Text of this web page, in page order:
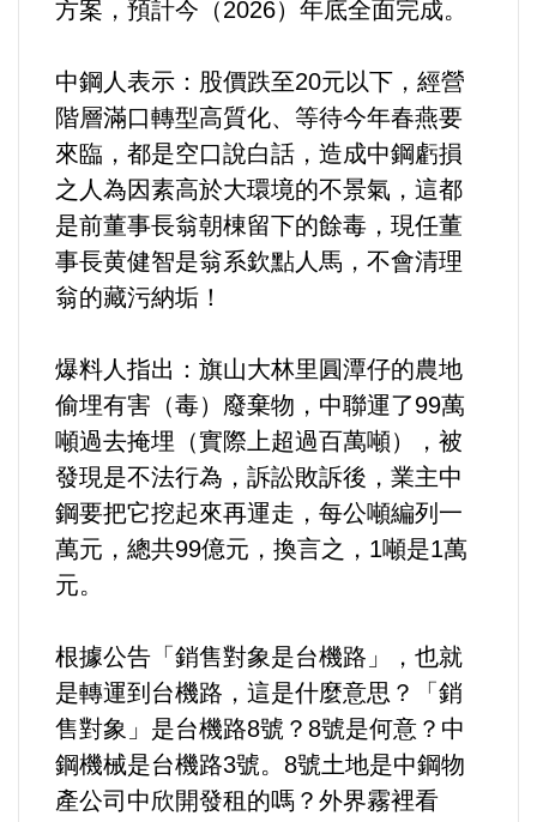
演講/發表會/論壇/研討會
內政/社會/福利/弱勢/慈善
國際/全球
環境/資源/能源
交通運輸
正能量
餐飲美食
蔬/素食
法制/司法/監督
防災/救災
考試/監察
國安/國防/外交
方案，預計今（2026）年底全面完成。
中鋼人表示：股價跌至20元以下，經營
階層滿口轉型高質化、等待今年春燕要
來臨，都是空口說白話，造成中鋼虧損
之人為因素高於大環境的不景氣，這都
是前董事長翁朝棟留下的餘毒，現任董
事長黄健智是翁系欽點人馬，不會清理
翁的藏污納垢！
爆料人指出：旗山大林里圓潭仔的農地
偷埋有害（毒）廢棄物，中聯運了99萬
噸過去掩埋（實際上超過百萬噸），被
發現是不法行為，訴訟敗訴後，業主中
鋼要把它挖起來再運走，每公噸編列一
萬元，總共99億元，換言之，1噸是1萬
元。
根據公告「銷售對象是台機路」，也就
是轉運到台機路，這是什麼意思？「銷
售對象」是台機路8號？8號是何意？中
鋼機械是台機路3號。8號土地是中鋼物
產公司中欣開發租的嗎？外界霧裡看